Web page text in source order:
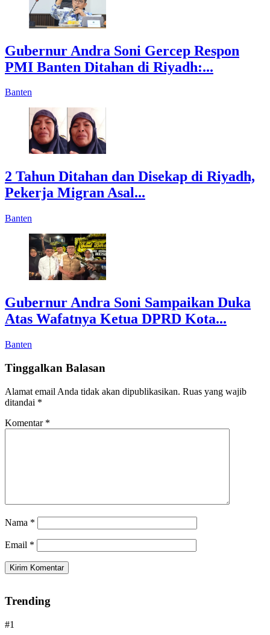
Gubernur Andra Soni Gercep Respon
PMI Banten Ditahan di Riyadh:...
Banten
2 Tahun Ditahan dan Disekap di Riyadh,
Pekerja Migran Asal...
Banten
Gubernur Andra Soni Sampaikan Duka
Atas Wafatnya Ketua DPRD Kota...
Banten
Tinggalkan Balasan
Alamat email Anda tidak akan dipublikasikan. Ruas yang wajib
ditandai *
Komentar *
Nama *
Email *
Trending
#1